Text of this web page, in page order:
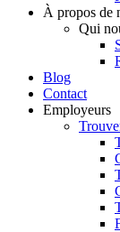
À propos de
Qui
Blog
Contact
Employeurs